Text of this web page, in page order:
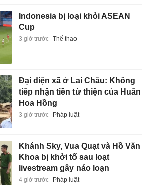
Indonesia bị loại khỏi ASEAN
Cup
3 giờ trước Thể thao
Đại diện xã ở Lai Châu: Không
tiếp nhận tiền từ thiện của Huấn
Hoa Hồng
3 giờ trước Pháp luật
Khánh Sky, Vua Quạt và Hồ Văn
Khoa bị khởi tố sau loạt
livestream gây náo loạn
4 giờ trước Pháp luật